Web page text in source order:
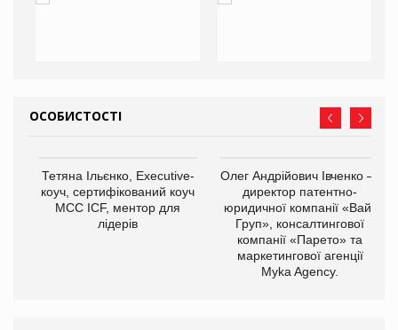
ОСОБИСТОСТІ
Тетяна Ільєнко, Executive-
коуч, сертифікований коуч
МСС ICF, ментор для
лідерів
Олег Андрійович Івченко —
директор патентно-
юридичної компанії «Вайз
Груп», консалтингової
компанії «Парето» та
маркетингової агенції
Myka Agency.